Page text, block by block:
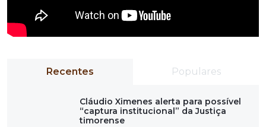
Recentes Populares
Cláudio Ximenes alerta para possível
“captura institucional” da Justiça
timorense